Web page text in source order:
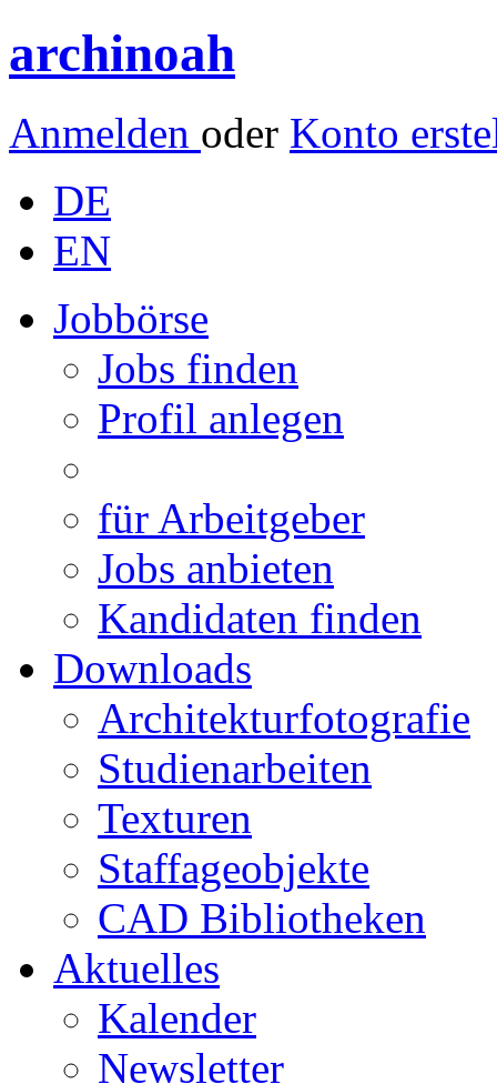
archinoah
Anmelden oder Konto
DE
EN
Jobbörse
Jobs finden
Profil anlegen
für Arbeitgeber
Jobs anbieten
Kandidaten finden
Downloads
Architekturfotografie
Studienarbeiten
Texturen
Staffageobjekte
CAD Bibliotheken
Aktuelles
Kalender
Newsletter